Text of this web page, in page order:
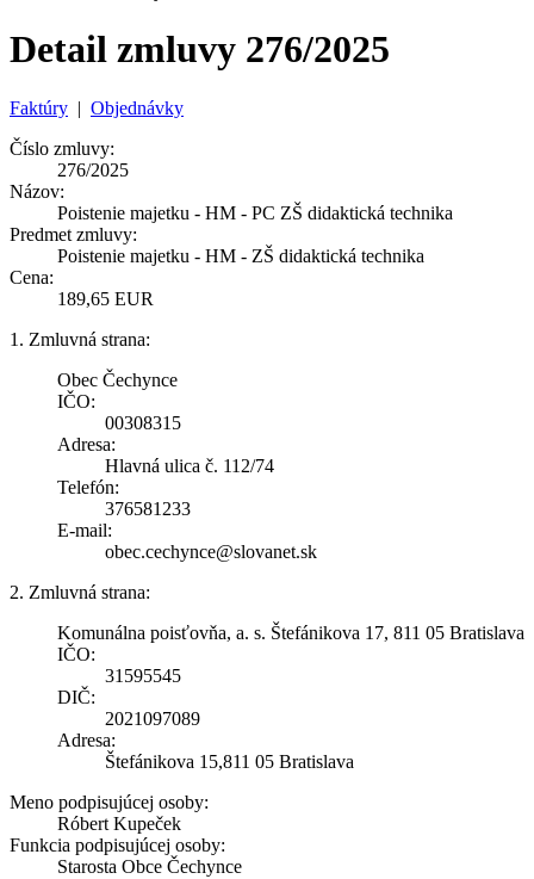
Detail zmluvy 276/2025
Faktúry | Objednávky
Číslo zmluvy:
276/2025
Názov:
Poistenie majetku - HM - PC ZŠ didaktická technika
Predmet zmluvy:
Poistenie majetku - HM - ZŠ didaktická technika
Cena:
189,65 EUR
1. Zmluvná strana:
Obec Čechynce
IČO:
00308315
Adresa:
Hlavná ulica č. 112/74
Telefón:
376581233
E-mail:
obec.cechynce@slovanet.sk
2. Zmluvná strana:
Komunálna poisťovňa, a. s. Štefánikova 17, 811 05 Bratislava
IČO:
31595545
DIČ:
2021097089
Adresa:
Štefánikova 15,811 05 Bratislava
Meno podpisujúcej osoby:
Róbert Kupeček
Funkcia podpisujúcej osoby:
Starosta Obce Čechynce